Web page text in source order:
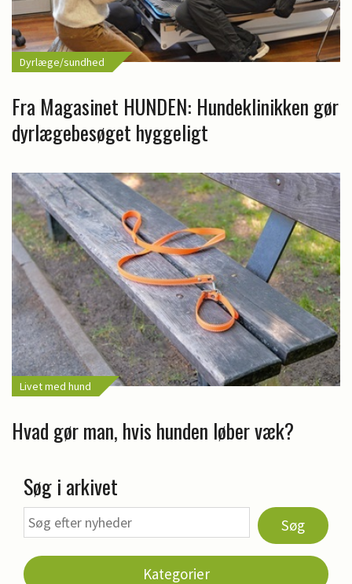
Dyrlæge/sundhed
Fra Magasinet HUNDEN: Hundeklinikken gør
dyrlægebesøget hyggeligt
Livet med hund
Hvad gør man, hvis hunden løber væk?
Søg i arkivet
Søg
Kategorier